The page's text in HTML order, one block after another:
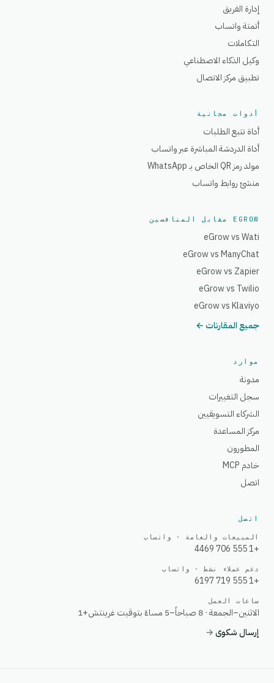
إدارة الفريق
أتمتة واتساب
التكاملات
وكيل الذكاء الاصطناعي
تطبيق مركز الاتصال
أدوات مجانية
أداة تتبع الطلبات
أداة الدردشة المباشرة عبر واتساب
مولد رمز QR الخاص بـ WhatsApp
منشئ روابط واتساب
EGROW مقابل المنافسين
eGrow vs Wati
eGrow vs ManyChat
eGrow vs Zapier
eGrow vs Twilio
eGrow vs Klaviyo
جميع المقارنات ←
موارد
مدونة
سجل التغييرات
الشركاء التسويقيين
مركز المساعدة
المطورون
خادم MCP
اتصل
اتصل
المبيعات والعامة · واتساب
+1 555 706 4469
دعم عملاء نشط · واتساب
+1 555 719 6197
ساعات العمل
الاثنين–الجمعة · 8 صباحاً–5 مساءً بتوقيت غرينتش+1
إرسال شكوى→